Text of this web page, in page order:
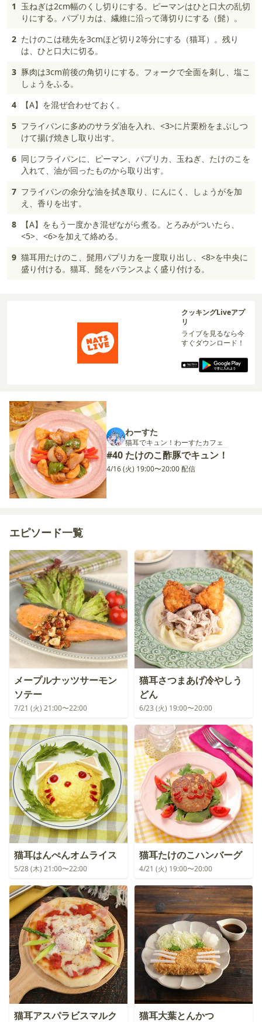
1 玉ねぎは2cm幅のくし切りにする。ピーマンはひと口大の乱切
りにする。パプリカは、繊維に沿って薄切りにする（髭）。
2 たけのこは穂先を3cmほど切り2等分にする（猫耳）。残り
は、ひと口大に切る。
3 豚肉は3cm前後の角切りにする。フォークで全面を刺し、塩こ
しょうをふる。
4
【A】を混ぜ合わせておく。
5 フライパンに多めのサラダ油を入れ、<3>に片栗粉をまぶしつ
けて揚げ焼きし取り出す。
6 同じフライパンに、ピーマン、パプリカ、玉ねぎ、たけのこを
入れて、油が回ったものから取り出す。
7 フライパンの余分な油を拭き取り、にんにく、しょうがを加
え、香りを出す。
8
【A】をもう一度かき混ぜながら煮る。とろみがついたら、
<5>、<6>を加えて絡める。
9 猫耳用たけのこ、髭用パプリカを一度取り出し、<8>を中央に
盛り付ける。猫耳、髭をバランスよく盛り付ける。
クッキングLiveアプ
リ
ライブを見るなら今
すぐダウンロード！
わーすた
猫耳でキュン！わーすたカフェ
#40 たけのこ酢豚でキュン！
4/16 (火) 19:00〜20:00 配信
エピソード一覧
メープルナッツサーモン
ソテー
7/21 (火) 21:00〜22:00
猫耳さつまあげ冷やしう
どん
6/23 (火) 19:00〜20:00
猫耳はんぺんオムライス
5/28 (木) 21:00〜22:00
猫耳たけのこハンバーグ
4/21 (火) 19:00〜20:00
猫耳アスパラビスマルク 猫耳大葉とんかつ